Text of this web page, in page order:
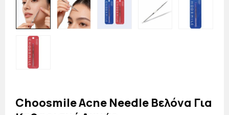
Choosmile Acne Needle Βελόνα Για